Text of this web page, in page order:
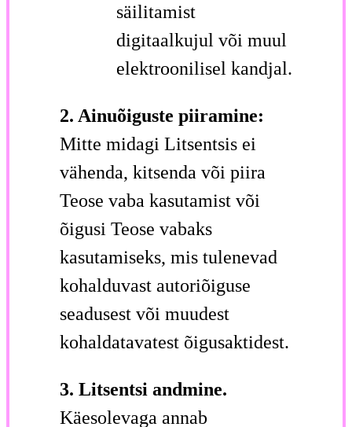
säilitamist
digitaalkujul või muul
elektroonilisel kandjal.
2. Ainuõiguste piiramine:
Mitte midagi Litsentsis ei
vähenda, kitsenda või piira
Teose vaba kasutamist või
õigusi Teose vabaks
kasutamiseks, mis tulenevad
kohalduvast autoriõiguse
seadusest või muudest
kohaldatavatest õigusaktidest.
3. Litsentsi andmine.
Käesolevaga annab